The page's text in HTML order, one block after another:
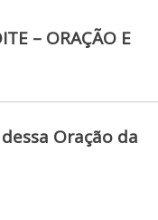
– ORAÇÃO E
Oração da